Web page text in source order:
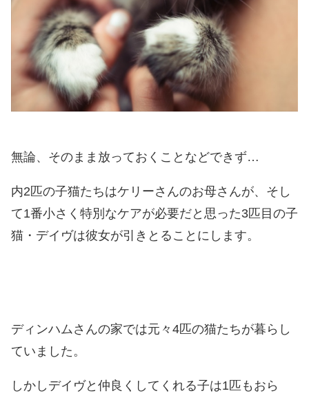
無論、そのまま放っておくことなどできず…
内2匹の子猫たちはケリーさんのお母さんが、そし
て1番小さく特別なケアが必要だと思った3匹目の子
猫・デイヴは彼女が引きとることにします。
ディンハムさんの家では元々4匹の猫たちが暮らし
ていました。
しかしデイヴと仲良くしてくれる子は1匹もおら